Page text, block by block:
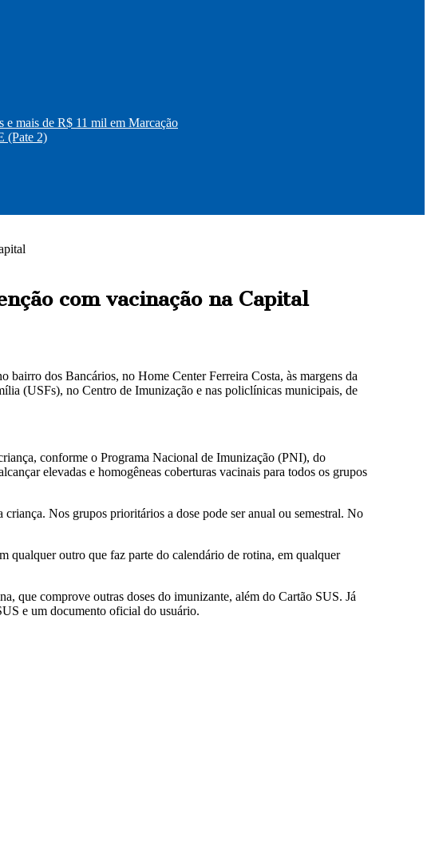
mais de R$ 11 mil em Marcação
(Pate 2)
com vacinação na Capital
bairro dos Bancários, no Home Center Ferreira Costa, às margens da
(USFs), no Centro de Imunização e nas policlínicas municipais, de
conforme o Programa Nacional de Imunização (PNI), do
elevadas e homogêneas coberturas vacinais para todos os grupos
criança. Nos grupos prioritários a dose pode ser anual ou semestral. No
qualquer outro que faz parte do calendário de rotina, em qualquer
que comprove outras doses do imunizante, além do Cartão SUS. Já
e um documento oficial do usuário.